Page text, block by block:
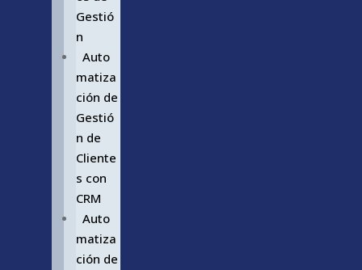
Gestió
n
Auto
matiza
ción de
Gestió
n de
Cliente
s con
CRM
Auto
matiza
ción de